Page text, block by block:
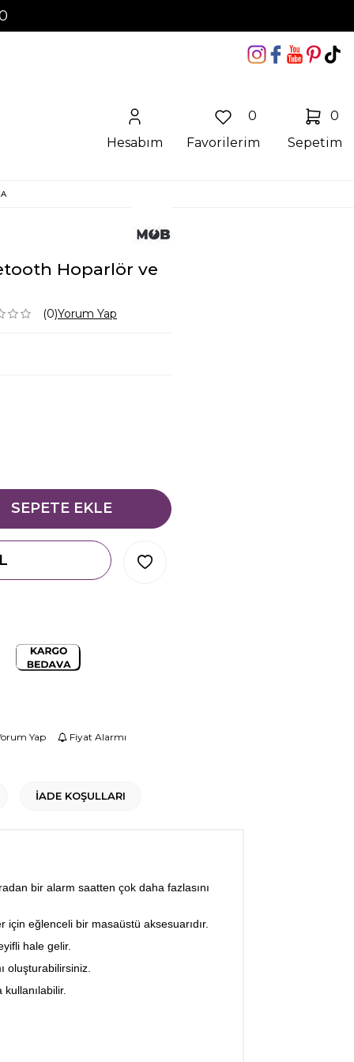
Hesabım
0
Favorilerim
0
Sepetim
Hoparlör ve
(0)Yorum Yap
SEPETE EKLE
Yap Fiyat Alarmı
İADE KOŞULLARI
bir alarm saatten çok daha fazlasını
eğlenceli bir masaüstü aksesuarıdır.
hale gelir.
oluşturabilirsiniz.